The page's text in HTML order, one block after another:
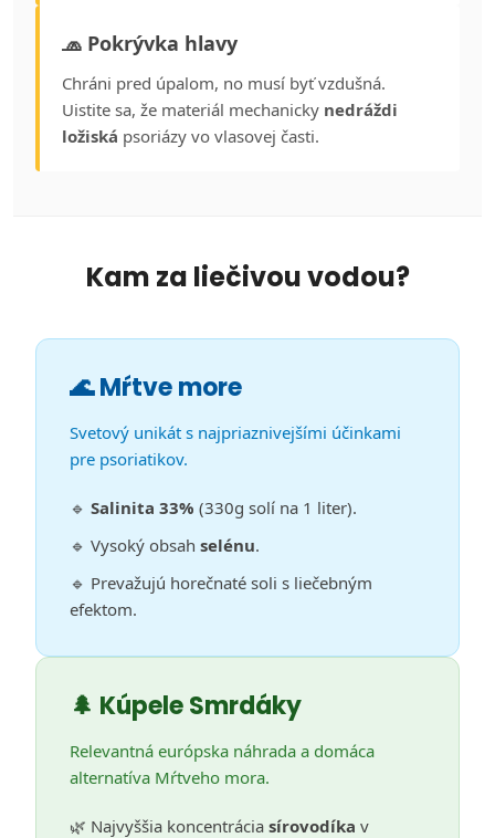
🧢 Pokrývka hlavy
Chráni pred úpalom, no musí byť vzdušná.
Uistite sa, že materiál mechanicky nedráždi
ložiská psoriázy vo vlasovej časti.
Kam za liečivou vodou?
🌊 Mŕtve more
Svetový unikát s najpriaznivejšími účinkami
pre psoriatikov.
🔹 Salinita 33% (330g solí na 1 liter).
🔹 Vysoký obsah selénu.
🔹 Prevažujú horečnaté soli s liečebným
efektom.
🌲 Kúpele Smrdáky
Relevantná európska náhrada a domáca
alternatíva Mŕtveho mora.
🌿 Najvyššia koncentrácia sírovodíka v